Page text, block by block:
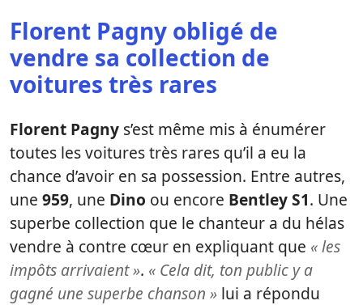
Florent Pagny obligé de
vendre sa collection de
voitures très rares
Florent Pagny s’est même mis à énumérer
toutes les voitures très rares qu’il a eu la
chance d’avoir en sa possession. Entre autres,
une 959, une Dino ou encore Bentley S1. Une
superbe collection que le chanteur a du hélas
vendre à contre cœur en expliquant que « les
impôts arrivaient ». « Cela dit, ton public y a
gagné une superbe chanson » lui a répondu